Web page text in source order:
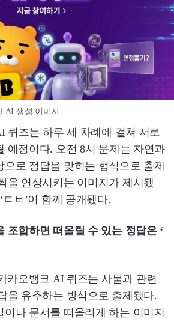
AI 생성 이미지
퀴즈는 하루 세 차례에 걸쳐 서로
예정이다. 오전 8시 문제는 자연과
으로 정답을 맞히는 형식으로 출제
을 연상시키는 이미지가 제시됐
ㅌㅂ’이 함께 공개됐다.
조합하면 떠올릴 수 있는 정답은 ‘
카오뱅크 AI 퀴즈는 사물과 관련
을 유추하는 방식으로 출제됐다.
이나 문서를 떠올리게 하는 이미지